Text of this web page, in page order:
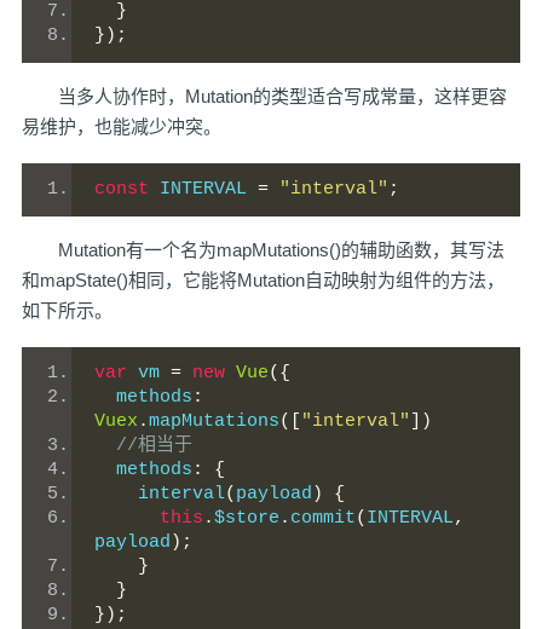
}
});
当多人协作时，Mutation的类型适合写成常量，这样更容
易维护，也能减少冲突。
const INTERVAL = "interval" ;
Mutation有一个名为mapMutations()的辅助函数，其写法
和mapState()相同，它能将Mutation自动映射为组件的方法，
如下所示。
var vm = new Vue({
  methods
:
Vuex .mapMutations([ "interval"
])
//相当于
  methods
:
{
    interval
( payload )
{
this .$store . commit( INTERVAL,
payload );
}
}
});